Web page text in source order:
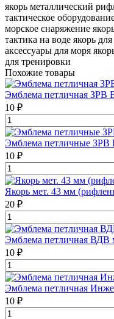
якорь металлический
тактическое
морское снаряжение
тактика на воде якорь
аксессуары для моря
для тренировки
Похожие товары
Эмблема петличная ЗРВ
10 ₽
Эмблема петличные ЗРВ
10 ₽
Якорь мет. 43 мм
20 ₽
Эмблема петличная ВДВ
10 ₽
Эмблема петличная
10 ₽